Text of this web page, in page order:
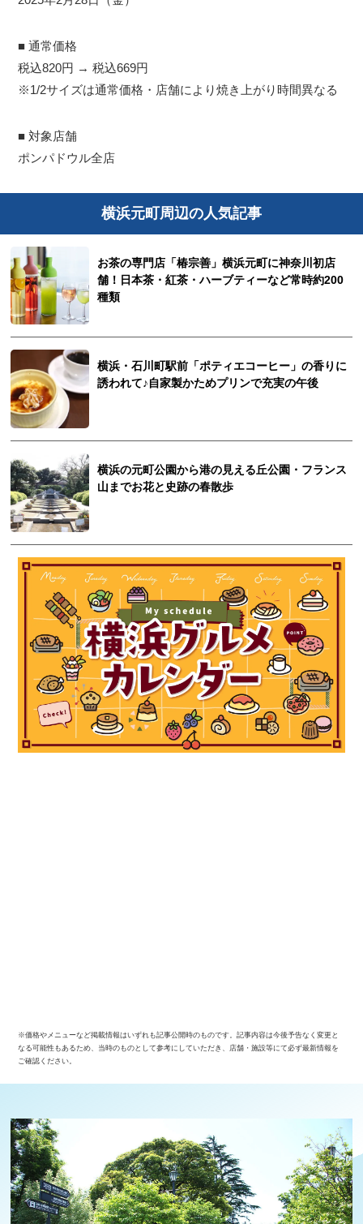
■ 通常価格
税込820円 → 税込669円
※1/2サイズは通常価格・店舗により焼き上がり時間異なる
■ 対象店舗
ポンパドウル全店
横浜元町周辺の人気記事
お茶の専門店「椿宗善」横浜元町に神奈川初店
舗！日本茶・紅茶・ハーブティーなど常時約200
種類
横浜・石川町駅前「ポティエコーヒー」の香りに
誘われて♪自家製かためプリンで充実の午後
横浜の元町公園から港の見える丘公園・フランス
山までお花と史跡の春散歩
※価格やメニューなど掲載情報はいずれも記事公開時のものです。記事内容は今後予告なく変更と
なる可能性もあるため、当時のものとして参考にしていただき、店舗・施設等にて必ず最新情報を
ご確認ください。